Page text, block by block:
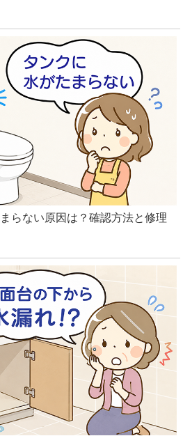
らない原因は？確認方法と修理